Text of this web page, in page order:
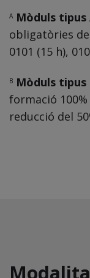
A Mòduls tipus
obligatòries
0101 (15 h),
B Mòduls tipus
formació
reducció del